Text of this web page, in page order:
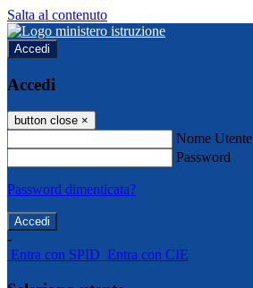
Salta al contenuto
Accedi
Accedi
button close ×
Nome Utente
Password
Password dimenticata?
-
Entra con SPID Entra con CIE